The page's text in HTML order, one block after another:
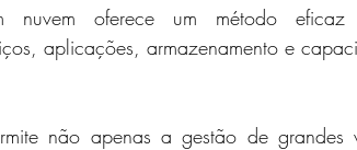
nuvem oferece um método eficaz
aplicações, armazenamento e
não apenas a gestão de grandes